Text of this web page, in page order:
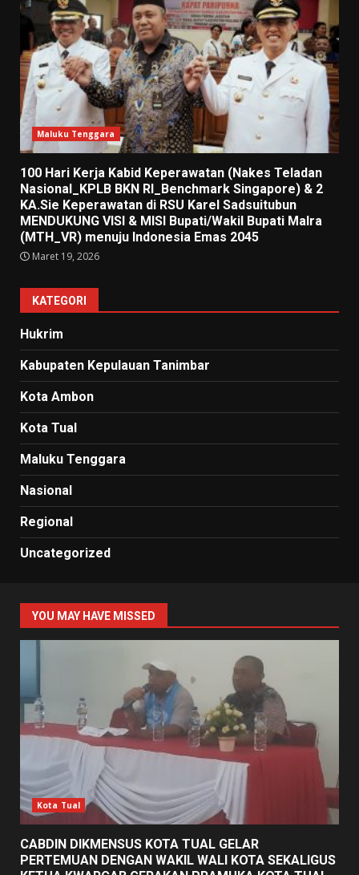
Maluku Tenggara
100 Hari Kerja Kabid Keperawatan (Nakes Teladan
Nasional_KPLB BKN RI_Benchmark Singapore) & 2
KA.Sie Keperawatan di RSU Karel Sadsuitubun
MENDUKUNG VISI & MISI Bupati/Wakil Bupati Malra
(MTH_VR) menuju Indonesia Emas 2045
Maret 19, 2026
KATEGORI
Hukrim
Kabupaten Kepulauan Tanimbar
Kota Ambon
Kota Tual
Maluku Tenggara
Nasional
Regional
Uncategorized
YOU MAY HAVE MISSED
Kota Tual
CABDIN DIKMENSUS KOTA TUAL GELAR
PERTEMUAN DENGAN WAKIL WALI KOTA SEKALIGUS